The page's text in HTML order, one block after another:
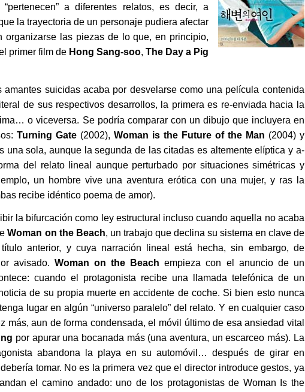
a diferentes relatos, es decir, a
la trayectoria de un personaje pudiera afectar
organizarse las piezas de lo que, en principio,
primer film de Hong Sang-soo, The Day a Pig
amantes suicidas acaba por desvelarse como una película contenida
de sus respectivos desarrollos, la primera es re-enviada hacia la
o viceversa. Se podría comparar con un dibujo que incluyera en
Turning Gate (2002), Woman is the Future of the Man (2004) y
una sola, aunque la segunda de las citadas es altemente elíptica y a-
del relato lineal aunque perturbado por situaciones simétricas y
un hombre vive una aventura erótica con una mujer, y ras la
recibe idéntico poema de amor).
la bifurcación como ley estructural incluso cuando aquella no acaba
Woman on the Beach, un trabajo que declina su sistema en clave de
anterior, y cuya narración lineal está hecha, sin embargo, de
avisado. Woman on the Beach empieza con el anuncio de un
cuando el protagonista recibe una llamada telefónica de un
de su propia muerte en accidente de coche. Si bien esto nunca
lugar en algún “universo paralelo” del relato. Y en cualquier caso
más, aun de forma condensada, el móvil último de esa ansiedad vital
por apurar una bocanada más (una aventura, un escarceo más). La
abandona la playa en su automóvil… después de girar en
tomar. No es la primera vez que el director introduce gestos, ya
el camino andado: uno de los protagonistas de Woman Is the